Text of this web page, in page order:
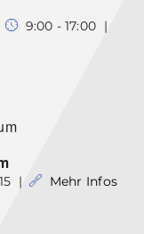
9:00 - 17:00 |
| Mehr Infos